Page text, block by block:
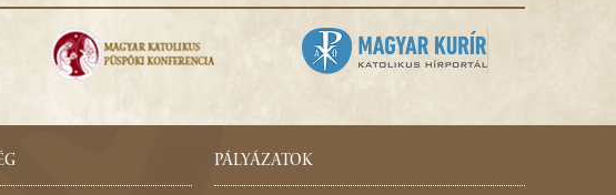
PÁLYÁZATOK